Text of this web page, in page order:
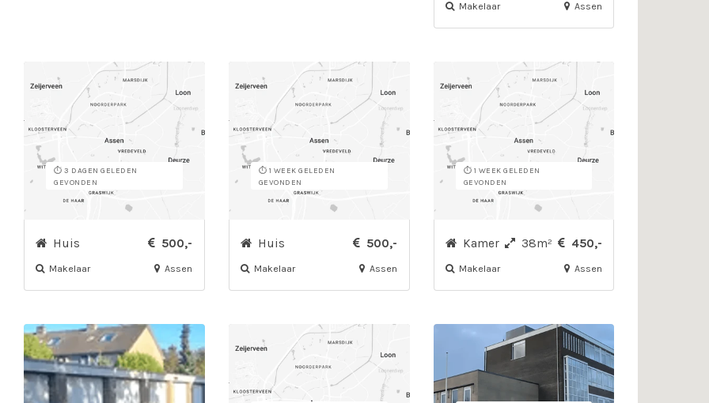
Makelaar Assen
⏱️ 3 DAGEN GELEDEN
GEVONDEN
Huis 500,-
Makelaar Assen
⏱️ 1 WEEK GELEDEN
GEVONDEN
Huis 500,-
Makelaar Assen
⏱️ 1 WEEK GELEDEN
GEVONDEN
Kamer 38m² 450,-
Makelaar Assen